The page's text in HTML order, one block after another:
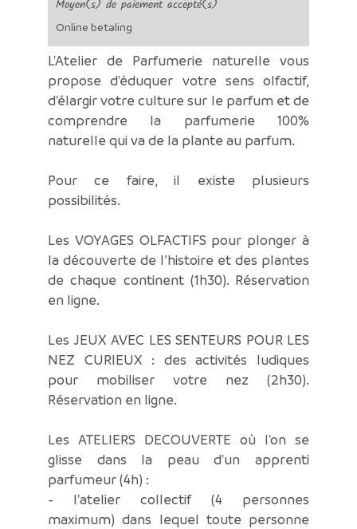
Moyen(s) de paiement accepté(s)
Online betaling
L'Atelier de Parfumerie naturelle vous
propose d'éduquer votre sens olfactif,
d'élargir votre culture sur le parfum et de
comprendre la parfumerie 100%
naturelle qui va de la plante au parfum.
Pour ce faire, il existe plusieurs
possibilités.
Les VOYAGES OLFACTIFS pour plonger à
la découverte de l’histoire et des plantes
de chaque continent (1h30). Réservation
en ligne.
Les JEUX AVEC LES SENTEURS POUR LES
NEZ CURIEUX : des activités ludiques
pour mobiliser votre nez (2h30).
Réservation en ligne.
Les ATELIERS DECOUVERTE où l'on se
glisse dans la peau d'un apprenti
parfumeur (4h) :
- l'atelier collectif (4 personnes
maximum) dans lequel toute personne